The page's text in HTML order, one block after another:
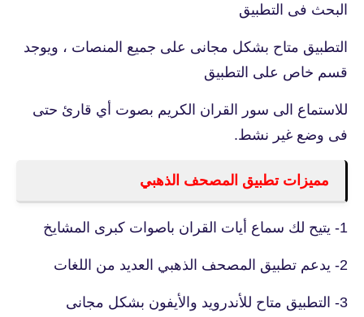
البحث فى التطبيق
التطبيق متاح بشكل مجانى على جميع المنصات ، ويوجد
قسم خاص على التطبيق
للاستماع الى سور القران الكريم بصوت أي قارئ حتى
فى وضع غير نشط.
مميزات تطبيق المصحف الذهبي
1- يتيح لك سماع أيات القران باصوات كبرى المشايخ
2- يدعم تطبيق المصحف الذهبي العديد من اللغات
3- التطبيق متاح للأندرويد والأيفون بشكل مجانى